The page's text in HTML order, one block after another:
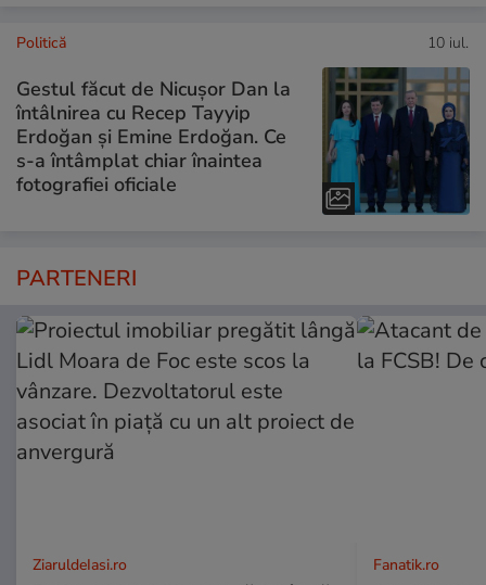
Politică 10 iul.
Gestul făcut de Nicușor Dan la
întâlnirea cu Recep Tayyip
Erdoğan și Emine Erdoğan. Ce
s-a întâmplat chiar înaintea
fotografiei oficiale
PARTENERI
ZiaruldeIasi.ro Fanatik.ro